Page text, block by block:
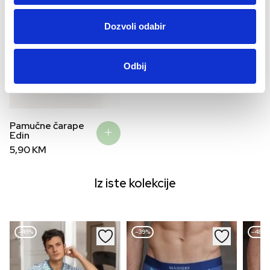
Dozvoli odabir
Odbij
Pamučne čarape
Edin
5,90KM
Iz iste kolekcije
–49% –39% –48%